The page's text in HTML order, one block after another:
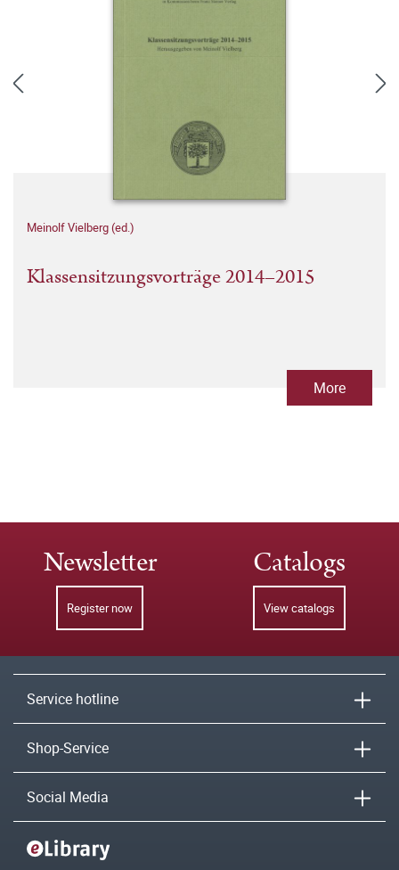
Meinolf Vielberg (ed.)
Klassensitzungsvorträge 2014–2015
More
Newsletter
Register now
Catalogs
View catalogs
Service hotline
Shop-Service
Social Media